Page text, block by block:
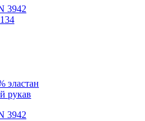
3942
эластан
рукав
3942